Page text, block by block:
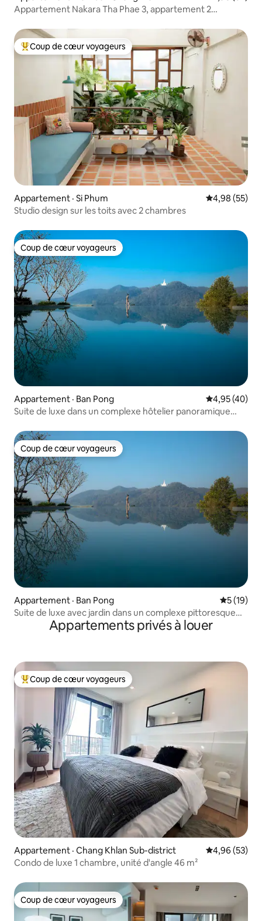
Appartement Nakara Tha Phae 3, appartement 2
Coup de cœur voyageurs parmi les plus aimés
Coup de cœur voyageurs
Appartement · Si Phum Note
4,98 (55)
Studio design sur les toits avec 2 chambres
Coup de cœur voyageurs
Coup de cœur voyageurs
Appartement · Ban Pong Note
4,95 (40)
Suite de luxe dans un complexe hôtelier panoramique
Coup de cœur voyageurs
Coup de cœur voyageurs
Appartement · Ban Pong Note
5 (19)
Suite de luxe avec jardin dans un complexe pittoresque
Appartements privés à louer
Coup de cœur voyageurs parmi les plus aimés
Coup de cœur voyageurs
Appartement · Chang Khlan Sub-district Note
4,96 (53)
Condo de luxe 1 chambre, unité d'angle 46 m²
Coup de cœur voyageurs
Coup de cœur voyageurs